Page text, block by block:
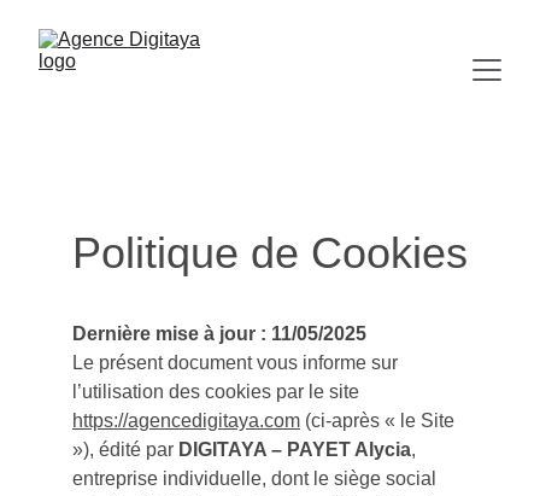
Politique de Cookies
Dernière mise à jour : 11/05/2025
Le présent document vous informe sur
l’utilisation des cookies par le site
https://agencedigitaya.com (ci-après « le Site
»), édité par DIGITAYA – PAYET Alycia,
entreprise individuelle, dont le siège social